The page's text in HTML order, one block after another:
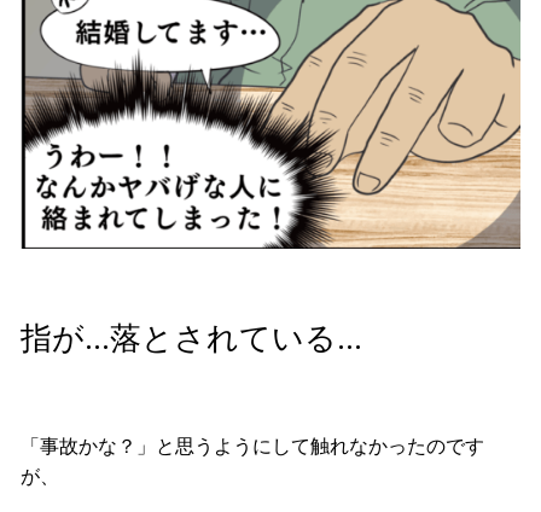
指が…落とされている…
「事故かな？」と思うようにして触れなかったのです
が、